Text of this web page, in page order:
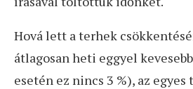
Hová lett a terhek
átlagosan heti eggyel
esetén ez nincs 3 %), az egyes